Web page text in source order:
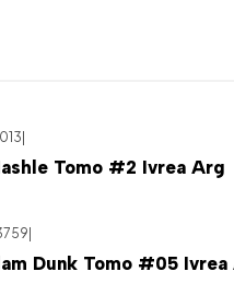
Tomo #2 Ivrea Arg
|
Dunk Tomo #05